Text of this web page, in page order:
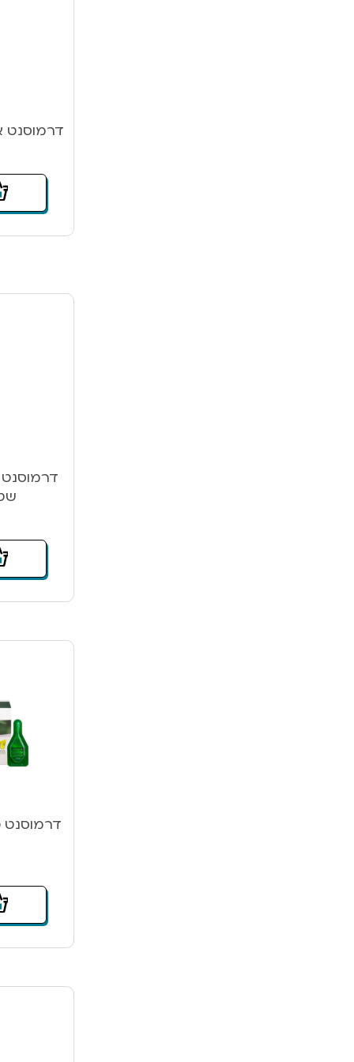
דרמוסנט אטופ7 שמפו
דרמוסנט